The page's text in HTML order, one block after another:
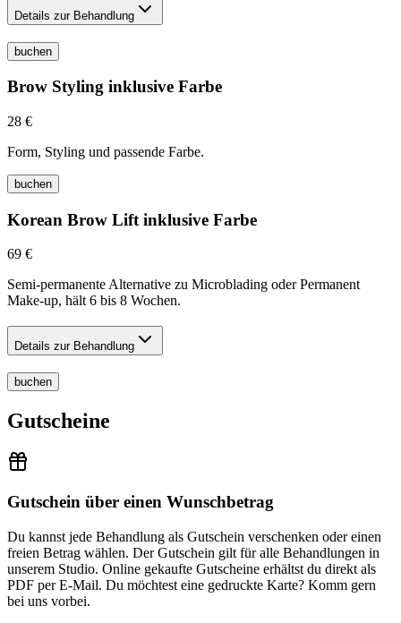
Details zur Behandlung
buchen
Brow Styling inklusive Farbe
28 €
Form, Styling und passende Farbe.
buchen
Korean Brow Lift inklusive Farbe
69 €
Semi-permanente Alternative zu Microblading oder Permanent
Make-up, hält 6 bis 8 Wochen.
Details zur Behandlung
buchen
Gutscheine
Gutschein über einen Wunschbetrag
Du kannst jede Behandlung als Gutschein verschenken oder einen
freien Betrag wählen. Der Gutschein gilt für alle Behandlungen in
unserem Studio. Online gekaufte Gutscheine erhältst du direkt als
PDF per E-Mail. Du möchtest eine gedruckte Karte? Komm gern
bei uns vorbei.